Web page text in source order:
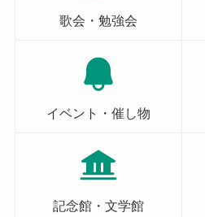
歌会・勉強会
イベント・催し物
記念館・文学館